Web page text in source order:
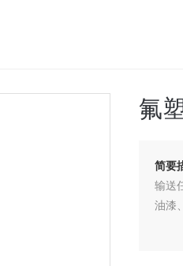
氟
简要描
输送
油漆